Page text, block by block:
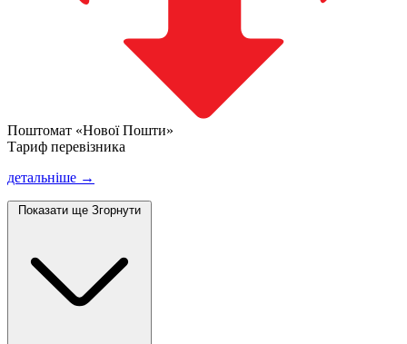
Поштомат «Нової Пошти»
Тариф перевізника
детальніше →
Показати ще Згорнути